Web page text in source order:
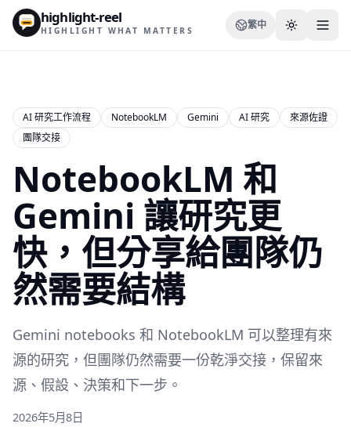
highlight-reel
HIGHLIGHT WHAT MATTERS 繁中
資源
部落格
模板
使用情境
Extension
AI 研究工作流程 NotebookLM Gemini AI 研究
來源佐證
團隊交接
NotebookLM 和
Gemini 讓研究更
快，但分享給團隊仍
然需要結構
Gemini notebooks 和 NotebookLM 可以整理有來
源的研究，但團隊仍然需要一份乾淨交接，保留來
源、假設、決策和下一步。
2026年5月8日